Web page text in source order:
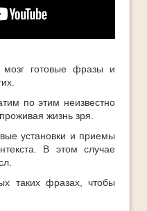
готовые фразы и
по этим неизвестно
жизнь зря.
установки и приемы
В этом случае
таких фразах, чтобы